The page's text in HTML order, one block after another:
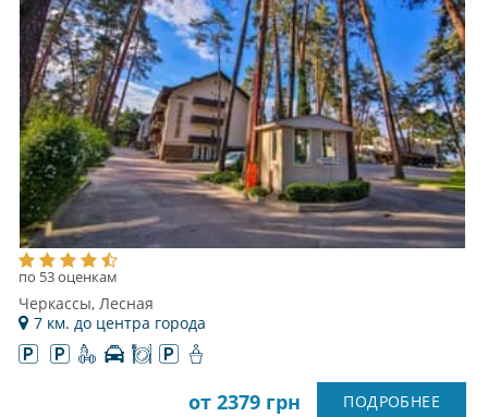
по 53 оценкам
Черкассы, Лесная
7 км. до центра города
от 2379 грн ПОДРОБНЕЕ